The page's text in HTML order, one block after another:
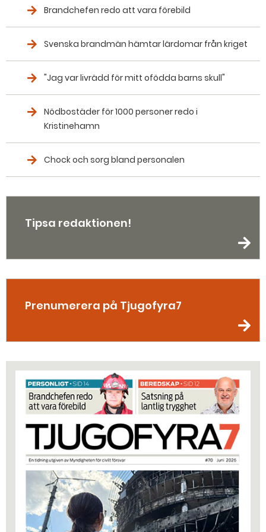
Brandchefen redo att vara förebild
Svenska brandmän hämtar lärdomar från kriget
"Jag var livrädd för mitt ofödda barns skull"
Nödbostäder för 1000 personer redo i
Kristinehamn
Chock och sorg bland personalen
Tipsa redaktionen!
Prenumerera på Tjugofyra7